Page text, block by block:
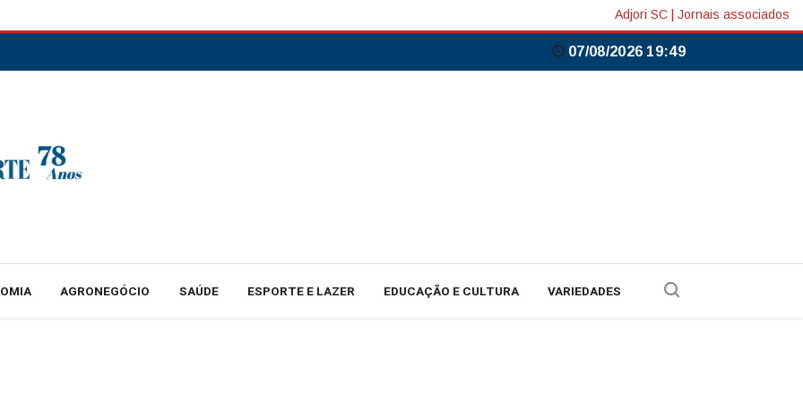
Adjori SC Jornais associados
07/08/2026 19:50
AGRONEGÓCIO SAÚDE ESPORTE E LAZER EDUCAÇÃO E CULTURA VARIEDADES